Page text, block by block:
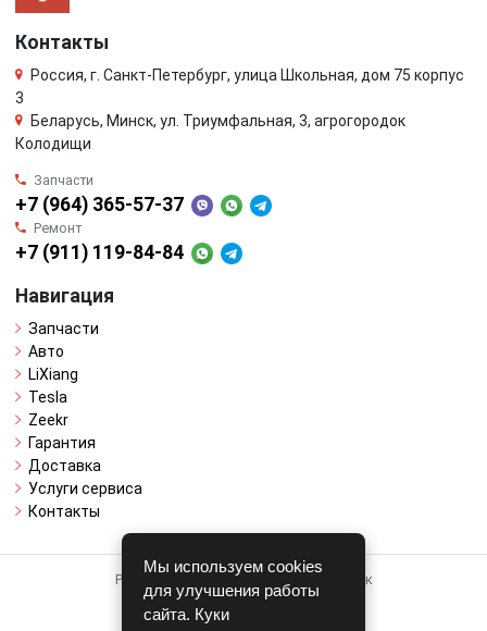
Контакты
Россия, г. Санкт-Петербург, улица Школьная, дом 75 корпус
3
Беларусь, Минск, ул. Триумфальная, 3, агрогородок
Колодищи
Запчасти
+7 (964) 365-57-37
Ремонт
+7 (911) 119-84-84
Навигация
Запчасти
Авто
LiXiang
Tesla
Zeekr
Гарантия
Доставка
Услуги сервиса
Контакты
Работает на системе для авторазборок
CARRO.БИЗНЕС
Мы используем cookies
для улучшения работы
сайта. Куки